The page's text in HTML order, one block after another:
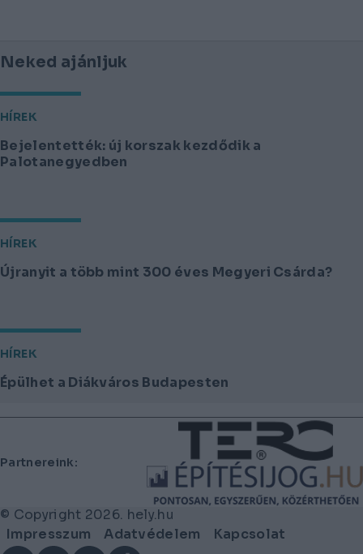
Neked ajánljuk
HÍREK
Bejelentették: új korszak kezdődik a
Palotanegyedben
HÍREK
Újranyit a több mint 300 éves Megyeri Csárda?
HÍREK
Épülhet a Diákváros Budapesten
Lábléc
Partnereink:
© Copyright 2026. hely.hu
Lábléc
menü
Impresszum Adatvédelem
Kapcsolat